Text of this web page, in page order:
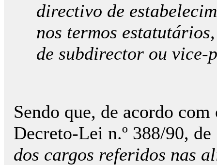
directivo de
nos termos
de subdirector ou vice-
Sendo que, de acordo
Decreto-Lei n.º 388/90,
dos cargos referidos nas